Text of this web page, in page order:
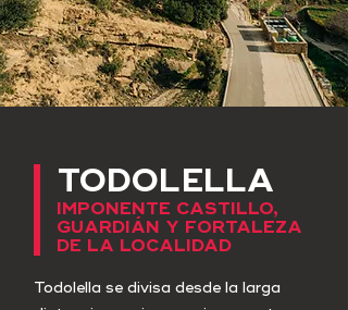
TODOLELLA
IMPONENTE CASTILLO,
GUARDIÁN Y FORTALEZA
DE LA LOCALIDAD
Todolella se divisa desde la larga